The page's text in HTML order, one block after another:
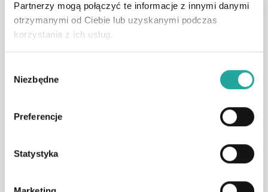
Partnerzy mogą połączyć te informacje z innymi danymi
otrzymanymi od Ciebie lub uzyskanymi podczas
korzystania z ich usług.
Niezbędne
Preferencje
Statystyka
Dorota Syrkiewicz
Coach, Doradca Zawodowy, Konsultant
Kryzysowy
zapraszamy do kontaktu telefonicznego pod